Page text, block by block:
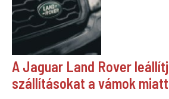
A Jaguar Land Rover
szállításokat a vámok